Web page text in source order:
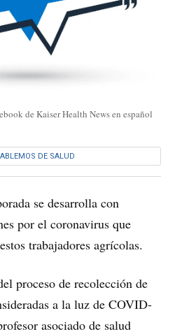
de Kaiser Health News en español
DE SALUD
se desarrolla con
por el coronavirus que
trabajadores agrícolas.
proceso de recolección de
a la luz de COVID-
asociado de salud